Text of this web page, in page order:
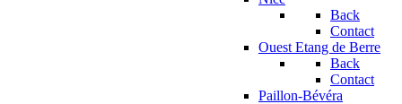
Back
Contact
Ouest Etang de Berre
Back
Contact
Paillon-Bévéra